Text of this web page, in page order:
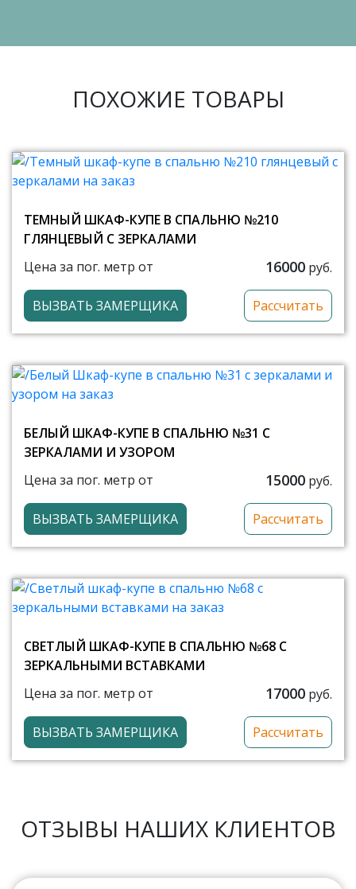
ПОХОЖИЕ ТОВАРЫ
ТЕМНЫЙ ШКАФ-КУПЕ В СПАЛЬНЮ №210
ГЛЯНЦЕВЫЙ С ЗЕРКАЛАМИ
Цена за пог. метр от
16000 руб.
ВЫЗВАТЬ ЗАМЕРЩИКА Рассчитать
БЕЛЫЙ ШКАФ-КУПЕ В СПАЛЬНЮ №31 С
ЗЕРКАЛАМИ И УЗОРОМ
Цена за пог. метр от
15000 руб.
ВЫЗВАТЬ ЗАМЕРЩИКА Рассчитать
СВЕТЛЫЙ ШКАФ-КУПЕ В СПАЛЬНЮ №68 С
ЗЕРКАЛЬНЫМИ ВСТАВКАМИ
Цена за пог. метр от
17000 руб.
ВЫЗВАТЬ ЗАМЕРЩИКА Рассчитать
ОТЗЫВЫ НАШИХ КЛИЕНТОВ